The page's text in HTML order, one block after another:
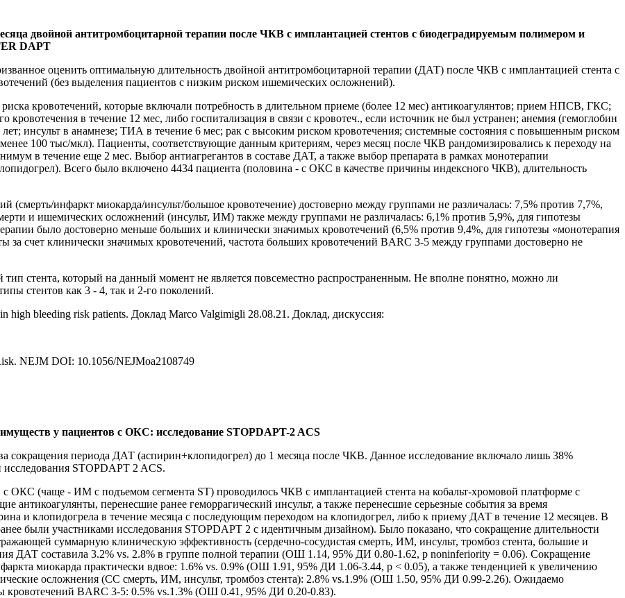
двойной антитромбоцитарной терапии после ЧКВ с имплантацией стентов с биодеградируемым полимером и
DAPT
оценить оптимальную длительность двойной антитромбоцитарной терапии (ДАТ) после ЧКВ с имплантацией стента с
(без выделения пациентов с низким риском ишемических осложнений).
кровотечений, которые включали потребность в длительном приеме (более 12 мес) антикоагулянтов; прием НПСВ, ГКС;
в течение 12 мес, либо госпитализация в связи с кровотеч., если источник не был устранен; анемия (гемоглобин
лет; инсульт в анамнезе; ТИА в течение 6 мес; рак с высоким риском кровотечения; системные состояния с повышенным риском
100 тыс/мкл). Пациенты, соответствующие данным критериям, через месяц после ЧКВ рандомизировались к переходу на
в течение еще 2 мес. Выбор антиагрегантов в составе ДАТ, а также выбор препарата в рамках монотерапии
Всего было включено 4434 пациента (половина - с ОКС в качестве причины индексного ЧКВ), длительность
(смерть/инфаркт миокарда/инсульт/большое кровотечение) достоверно между группами не различалась: 7,5% против 7,7%,
и ишемических осложнений (инсульт, ИМ) также между группами не различалась: 6,1% против 5,9%, для гипотезы
было достоверно меньше больших и клинически значимых кровотечений (6,5% против 9,4%, для гипотезы «монотерапия
счет клинически значимых кровотечений, частота больших кровотечений BARC 3-5 между группами достоверно не
стента, который на данный момент не является повсеместно распространенным. Не вполне понятно, можно ли
стентов как 3 - 4, так и 2-го поколений.
high bleeding risk patients. Доклад Marco Valgimigli 28.08.21. Доклад, дискуссия:
NEJM DOI: 10.1056/NEJMoa2108749
у пациентов с ОКС: исследование STOPDAPT-2 ACS
сокращения периода ДАТ (аспирин+клопидогрел) до 1 месяца после ЧКВ. Данное исследование включало лишь 38%
STOPDAPT 2 ACS.
ОКС (чаще - ИМ с подъемом сегмента ST) проводилось ЧКВ с имплантацией стента на кобальт-хромовой платформе с
перенесшие ранее геморрагический инсульт, а также перенесшие серьезные события за время
и клопидогрела в течение месяца с последующим переходом на клопидогрел, либо к приему ДАТ в течение 12 месяцев. В
были участниками исследования STOPDAPT 2 с идентичным дизайном). Было показано, что сокращение длительности
суммарную клиническую эффективность (сердечно-сосудистая смерть, ИМ, инсульт, тромбоз стента, большие и
ДАТ составила 3.2% vs. 2.8% в группе полной терапии (ОШ 1.14, 95% ДИ 0.80-1.62, p noninferiority = 0.06). Сокращение
миокарда практически вдвое: 1.6% vs. 0.9% (ОШ 1.91, 95% ДИ 1.06-3.44, p < 0.05), а также тенденцией к увеличению
осложнения (СС смерть, ИМ, инсульт, тромбоз стента): 2.8% vs.1.9% (ОШ 1.50, 95% ДИ 0.99-2.26). Ожидаемо
BARC 3-5: 0.5% vs.1.3% (ОШ 0.41, 95% ДИ 0.20-0.83).